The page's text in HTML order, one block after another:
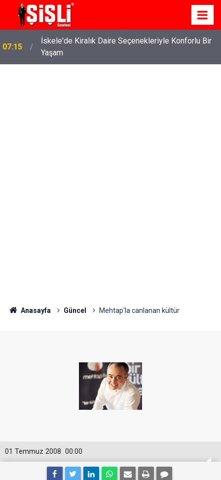
07:15
İskele'de Kiralık Daire Seçenekleriyle Konforlu Bir
Yaşam
Anasayfa Güncel Mehtap'la canlanan kültür
00:00
01 Temmuz 2008